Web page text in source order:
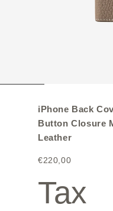
iPhone Back
Button Closure
Leather
€220,00
Tax